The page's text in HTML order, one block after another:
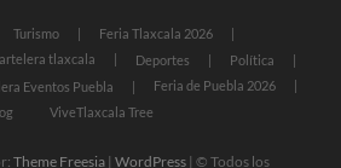
Turismo
Feria Tlaxcala 2026
tlaxcala Deportes
Política
Eventos Puebla
Feria de Puebla 2026
ViveTlaxcala Tree
Theme Freesia |WordPress | © Todos los